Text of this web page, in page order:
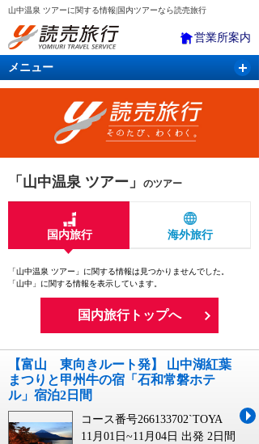
山中温泉 ツアーに関する情報|国内ツアーなら読売旅行
営業所案内
メニュー
国内旅行 バスツアー 海外旅行
「山中温泉 ツアー」 のツアー
国内旅行 海外旅行
「山中温泉 ツアー」に関する情報は見つかりませんでした。
「山中」に関する情報を表示しています。
国内旅行トップへ
【富山 東向きルート発】 山中湖紅葉
まつりと甲州牛の宿「石和常磐ホテ
ル」宿泊2日間
コース番号266133702`TOYA
11月01日~11月04日 出発 2日間